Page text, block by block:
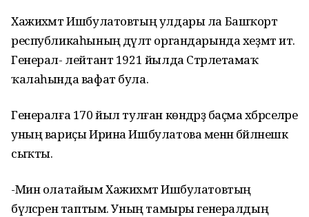
Хажиәхмт Ишбулатовтың улдары ла Башҡорт
республикаһының дәүләт органдарында хеҙмәт итә.
Генерал- лейтант 1921 йылда Стәрлетамаҡ
ҡалаһында вафат була.
Генералға 170 йыл тулған көндәрҙә баҫма хәбәрселәре
уның вариҫы Ирина Ишбулатова менән бәйләнешкә
сыҡты.
-Мин олатайым Хажиәхмәт Ишбулатовтың
бүләсәрен таптым. Уның тамыры генералдың